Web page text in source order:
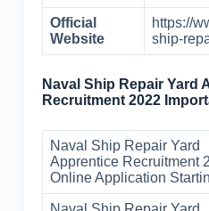
Official
Website
https://
ship-
Naval Ship Repair Yard
Recruitment 2022
Naval Ship Repair Yard
Apprentice Recruitment
Online Application